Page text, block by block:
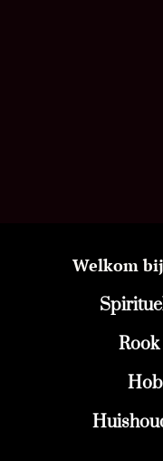
Welkom